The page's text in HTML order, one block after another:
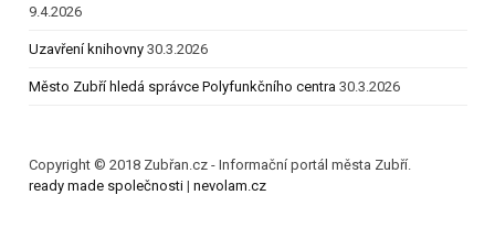
9.4.2026
Uzavření knihovny 30.3.2026
Město Zubří hledá správce Polyfunkčního centra 30.3.2026
Copyright © 2018 Zubřan.cz - Informační portál města Zubří.
ready made společnosti | nevolam.cz